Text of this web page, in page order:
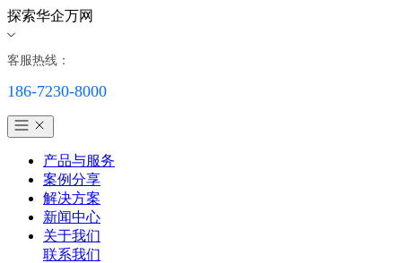
探索华企万网
客服热线：
186-7230-8000
产品与服务
案例分享
解决方案
新闻中心
关于我们
联系我们